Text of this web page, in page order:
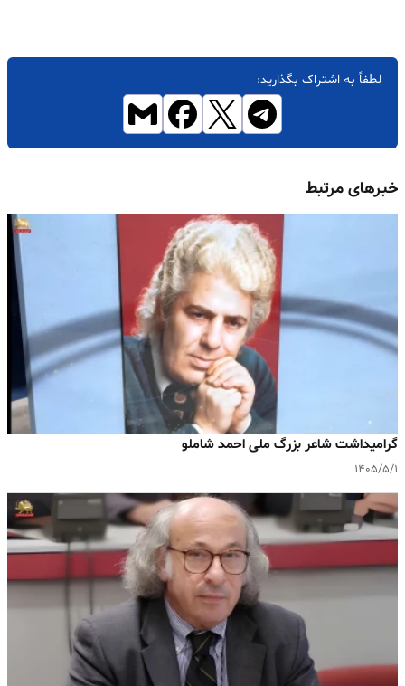
لطفاً به اشتراک بگذارید:
خبرهای مرتبط
گرامیداشت شاعر بزرگ ملی احمد شاملو
۱۴۰۵/۵/۱